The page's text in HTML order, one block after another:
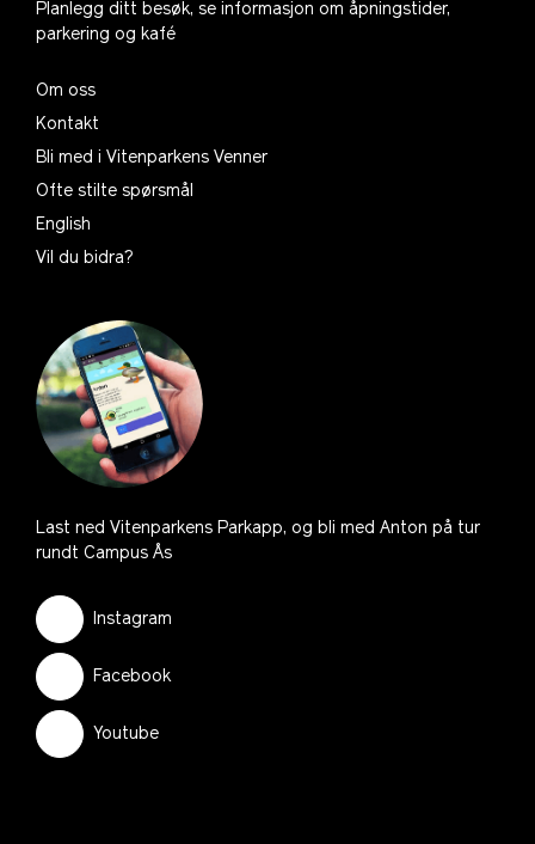
Planlegg ditt besøk, se informasjon om åpningstider,
parkering og kafé
Om oss
Kontakt
Bli med i Vitenparkens Venner
Ofte stilte spørsmål
English
Vil du bidra?
Last ned Vitenparkens Parkapp, og bli med Anton på tur
rundt Campus Ås
Instagram
Facebook
Youtube